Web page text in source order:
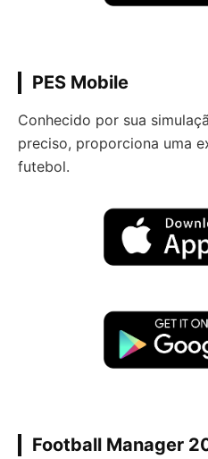
PES Mobile
Conhecido por sua
preciso, proporciona uma
futebol.
Football Manager